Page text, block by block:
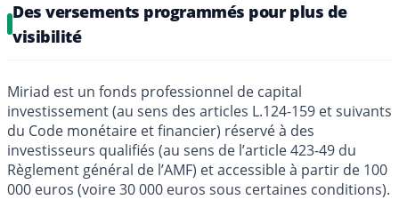
Des versements programmés pour plus de
visibilité
Miriad est un fonds professionnel de capital
investissement (au sens des articles L.124-159 et suivants
du Code monétaire et financier) réservé à des
investisseurs qualifiés (au sens de l’article 423-49 du
Règlement général de l’AMF) et accessible à partir de 100
000 euros (voire 30 000 euros sous certaines conditions).